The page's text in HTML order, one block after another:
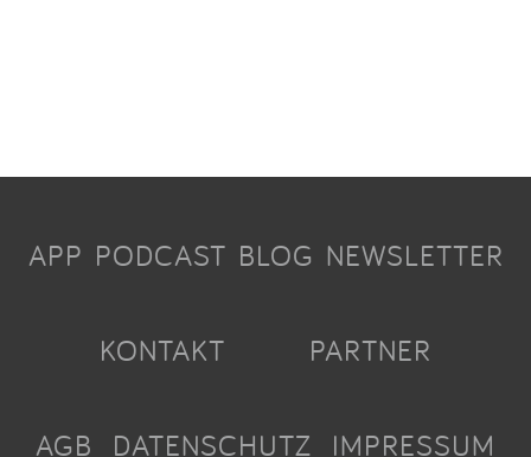
APP PODCAST BLOG NEWSLETTER
KONTAKT PARTNER
AGB DATENSCHUTZ IMPRESSUM